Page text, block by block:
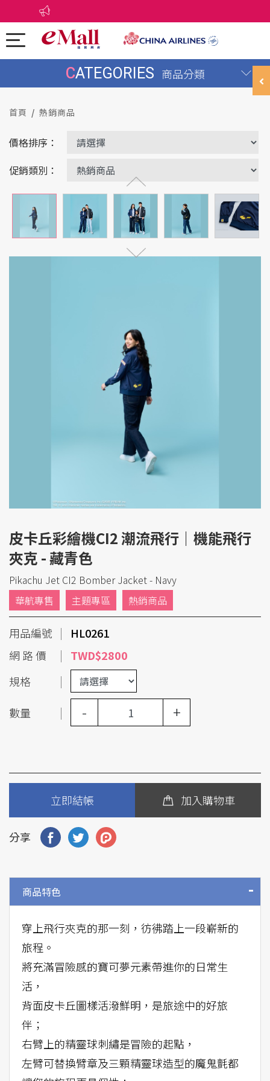
CATEGORIES 商品分類
首頁 熱銷商品
價格排序：
促銷類別：
皮卡丘彩繪機CI2 潮流飛行｜機能飛行
夾克 - 藏青色
Pikachu Jet CI2 Bomber Jacket - Navy
華航專售
主題專區 熱銷商品
用品編號
HL0261
網 路 價
TWD$2800
規格
數量
- +
立即結帳 加入購物車
分享
商品特色
穿上飛行夾克的那一刻，彷彿踏上一段嶄新的
旅程。
將充滿冒險感的寶可夢元素帶進你的日常生
活，
背面皮卡丘圖樣活潑鮮明，是旅途中的好旅
伴；
右臂上的精靈球刺繡是冒險的起點，
左臂可替換臂章及三顆精靈球造型的魔鬼氈都